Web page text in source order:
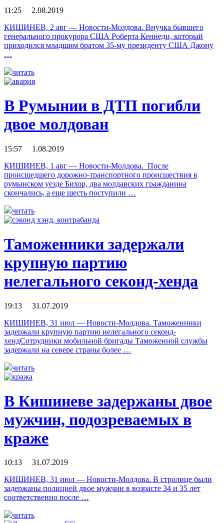
11:25 2.08.2019
КИШИНЕВ, 2 авг — Новости-Молдова. Внучка бывшего
генерального прокурора США Роберта Кеннеди, который
приходился младшим братом 35-му президенту США Джону
…
читать
В Румынии в ДТП погибли
двое молдован
15:57 1.08.2019
КИШИНЕВ, 1 авг — Новости-Молдова. После
происшедшего дорожно-транспортного происшествия в
румынском уезде Бихор, два молдавских гражданина
скончались, а еще шесть поступили …
читать
Таможенники задержали
крупную партию
нелегального секонд-хенда
19:13 31.07.2019
КИШИНЕВ, 31 июл — Новости-Молдова. Таможенники
задержали крупную партию нелегального секонд-
хендСотрудники мобильной бригады Таможенной службы
задержали на севере страны более …
читать
В Кишиневе задержаны двое
мужчин, подозреваемых в
краже
10:13 31.07.2019
КИШИНЕВ, 31 июл — Новости-Молдова. В стролице были
задержаны полицией двое мужчин в возрасте 34 и 35 лет
соответственно после …
читать